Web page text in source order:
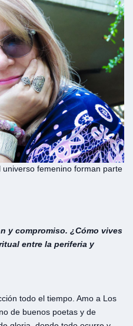
femenino forman parte
y compromiso. ¿Cómo vives
entre la periferia y
todo el tiempo. Amo a Los
de buenos poetas y de